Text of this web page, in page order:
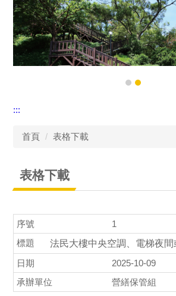
:::
首頁 表格下載
表格下載
1
法民大樓中央空調、電梯夜
2025-10-09
營繕保管組